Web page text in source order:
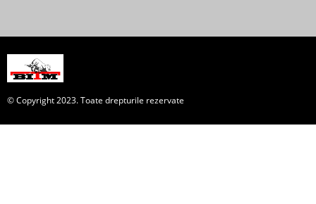
© Copyright 2023. Toate drepturile rezervate